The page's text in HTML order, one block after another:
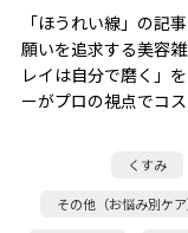
「ほうれい線」の記
願いを追求する美容
レイは自分で磨く」
ーがプロの視点でコ
くすみ
その他（お悩み別ケア